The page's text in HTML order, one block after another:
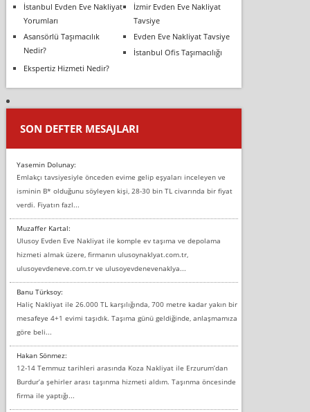
İstanbul Evden Eve Nakliyat
Yorumları
İzmir Evden Eve Nakliyat
Tavsiye
Asansörlü Taşımacılık
Nedir?
Evden Eve Nakliyat Tavsiye
İstanbul Ofis Taşımacılığı
Ekspertiz Hizmeti Nedir?
SON DEFTER MESAJLARI
Yasemin Dolunay:
Emlakçı tavsiyesiyle önceden evime gelip eşyaları inceleyen ve
isminin B* olduğunu söyleyen kişi, 28-30 bin TL civarında bir fiyat
verdi. Fiyatın fazl...
Muzaffer Kartal:
Ulusoy Evden Eve Nakliyat ile komple ev taşıma ve depolama
hizmeti almak üzere, firmanın ulusoynaklyat.com.tr,
ulusoyevdeneve.com.tr ve ulusoyevdenevenaklya...
Banu Türksoy:
Haliç Nakliyat ile 26.000 TL karşılığında, 700 metre kadar yakın bir
mesafeye 4+1 evimi taşıdık. Taşıma günü geldiğinde, anlaşmamıza
göre beli...
Hakan Sönmez:
12-14 Temmuz tarihleri arasında Koza Nakliyat ile Erzurum’dan
Burdur’a şehirler arası taşınma hizmeti aldım. Taşınma öncesinde
firma ile yaptığı...